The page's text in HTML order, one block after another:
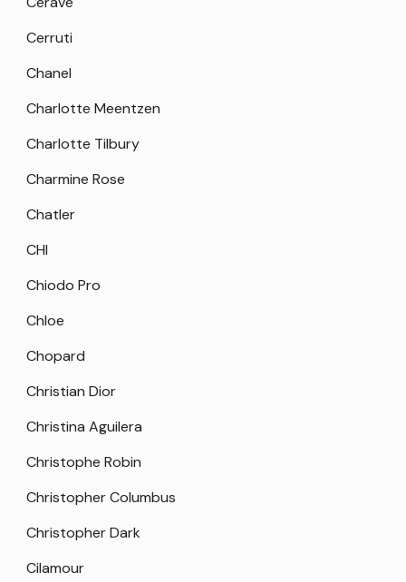
Cerruti
Chanel
Charlotte Meentzen
Charlotte Tilbury
Charmine Rose
Chatler
CHI
Chiodo Pro
Chloe
Chopard
Christian Dior
Christina Aguilera
Christophe Robin
Christopher Columbus
Christopher Dark
Cilamour